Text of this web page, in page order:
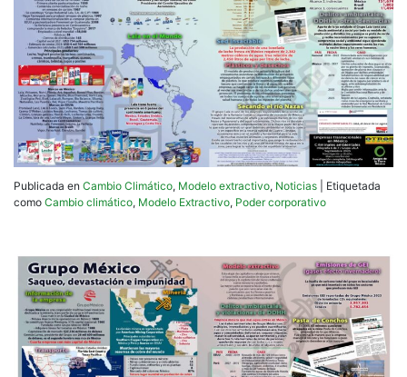
Publicada en Cambio Climático, Modelo extractivo, Noticias
Etiquetada
como Cambio climático, Modelo Extractivo, Poder corporativo